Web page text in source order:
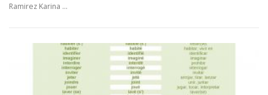
Ramirez Karina …